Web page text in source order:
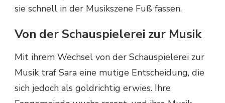
sie schnell in der Musikszene Fuß fassen.
Von der Schauspielerei zur Musik
Mit ihrem Wechsel von der Schauspielerei zur
Musik traf Sara eine mutige Entscheidung, die
sich jedoch als goldrichtig erwies. Ihre